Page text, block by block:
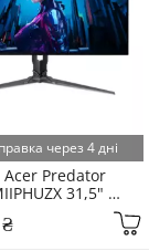
через 4 дні
Acer Predator
31,5"